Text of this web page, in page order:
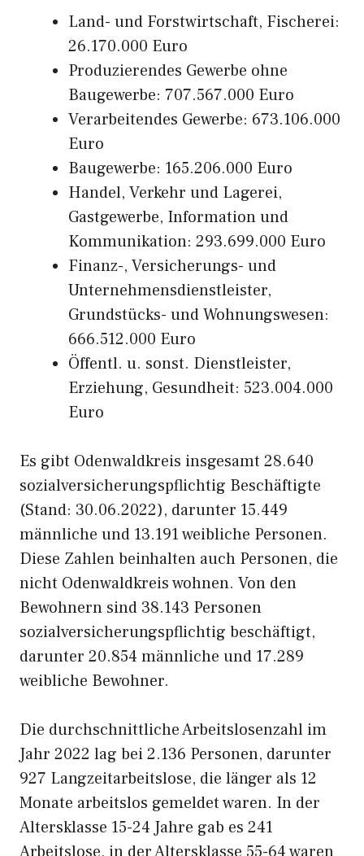
Land- und Forstwirtschaft, Fischerei:
26.170.000 Euro
Produzierendes Gewerbe ohne
Baugewerbe: 707.567.000 Euro
Verarbeitendes Gewerbe: 673.106.000
Euro
Baugewerbe: 165.206.000 Euro
Handel, Verkehr und Lagerei,
Gastgewerbe, Information und
Kommunikation: 293.699.000 Euro
Finanz-, Versicherungs- und
Unternehmensdienstleister,
Grundstücks- und Wohnungswesen:
666.512.000 Euro
Öffentl. u. sonst. Dienstleister,
Erziehung, Gesundheit: 523.004.000
Euro
Es gibt Odenwaldkreis insgesamt 28.640
sozialversicherungspflichtig Beschäftigte
(Stand: 30.06.2022), darunter 15.449
männliche und 13.191 weibliche Personen.
Diese Zahlen beinhalten auch Personen, die
nicht Odenwaldkreis wohnen. Von den
Bewohnern sind 38.143 Personen
sozialversicherungspflichtig beschäftigt,
darunter 20.854 männliche und 17.289
weibliche Bewohner.
Die durchschnittliche Arbeitslosenzahl im
Jahr 2022 lag bei 2.136 Personen, darunter
927 Langzeitarbeitslose, die länger als 12
Monate arbeitslos gemeldet waren. In der
Altersklasse 15-24 Jahre gab es 241